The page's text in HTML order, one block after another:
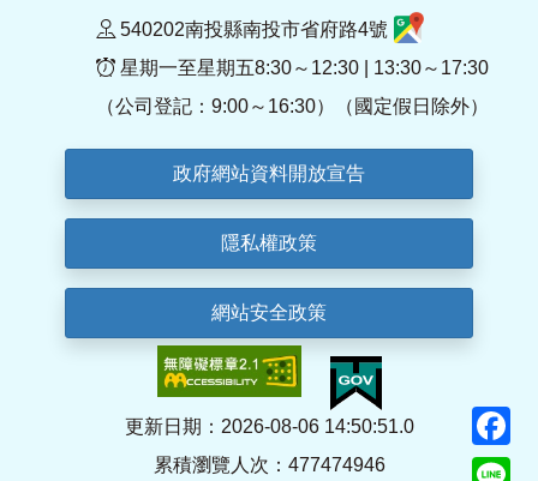
540202南投縣南投市省府路4號
星期一至星期五8:30～12:30 | 13:30～17:30
（公司登記：9:00～16:30）（國定假日除外）
政府網站資料開放宣告
隱私權政策
網站安全政策
更新日期：2026-08-06 14:50:51.0
累積瀏覽人次：477474946